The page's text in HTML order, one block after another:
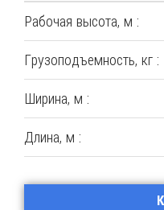
Рабочая высота, м :
Грузоподъемность, кг :
Ширина, м :
Длина, м :